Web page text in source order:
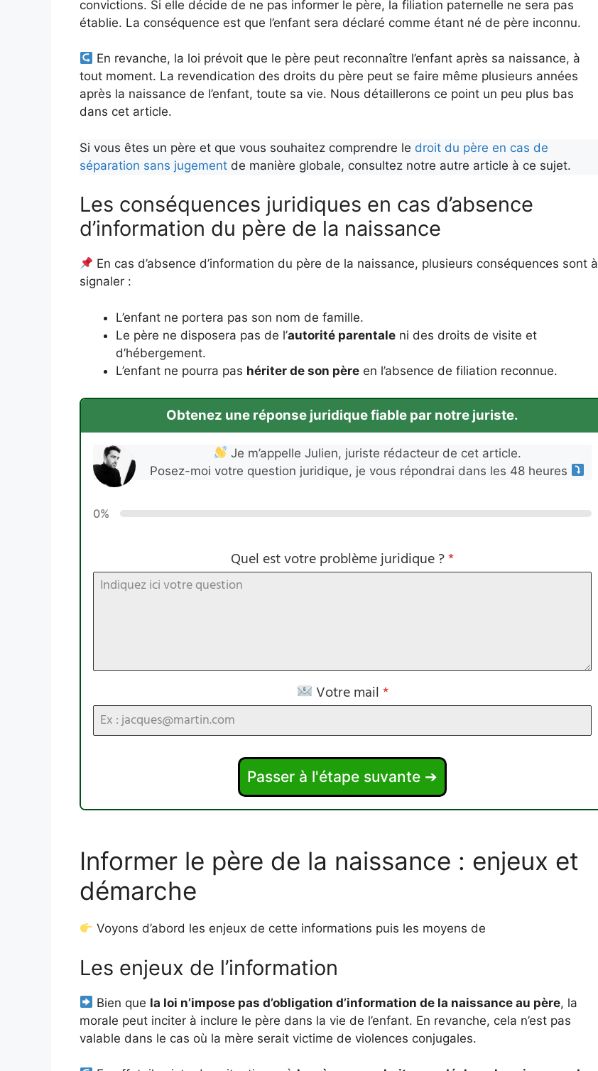
convictions. Si elle décide de ne pas informer le père, la filiation paternelle ne sera pas
établie. La conséquence est que l’enfant sera déclaré comme étant né de père inconnu.
En revanche, la loi prévoit que le père peut reconnaître l’enfant après sa naissance, à
tout moment. La revendication des droits du père peut se faire même plusieurs années
après la naissance de l’enfant, toute sa vie. Nous détaillerons ce point un peu plus bas
dans cet article.
Si vous êtes un père et que vous souhaitez comprendre le droit du père en cas de
séparation sans jugement de manière globale, consultez notre autre article à ce sujet.
Les conséquences juridiques en cas d’absence
d’information du père de la naissance
En cas d’absence d’information du père de la naissance, plusieurs conséquences sont à
signaler :
L’enfant ne portera pas son nom de famille.
Le père ne disposera pas de l’autorité parentale ni des droits de visite et
d’hébergement.
L’enfant ne pourra pas hériter de son père en l’absence de filiation reconnue.
Obtenez une réponse juridique fiable par notre juriste.
Je m’appelle Julien, juriste rédacteur de cet article.
Posez-moi votre question juridique, je vous répondrai dans les 48 heures
0%
Quel est votre problème juridique ?*
Votre mail*
Passer à l'étape suvante ➔
Informer le père de la naissance : enjeux et
démarche
Voyons d’abord les enjeux de cette informations puis les moyens de
Les enjeux de l’information
Bien que la loi n’impose pas d’obligation d’information de la naissance au père, la
morale peut inciter à inclure le père dans la vie de l’enfant. En revanche, cela n’est pas
valable dans le cas où la mère serait victime de violences conjugales.